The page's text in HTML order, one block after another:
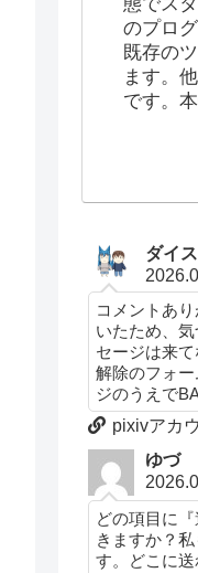
のプロ
既存の
ます。
です。
ダイス
コメントあ
いたため、
セージは来
解除のフォ
ジのうえで
pixivアカ
ゆづ
どの項目に
きますか？
す。どこに